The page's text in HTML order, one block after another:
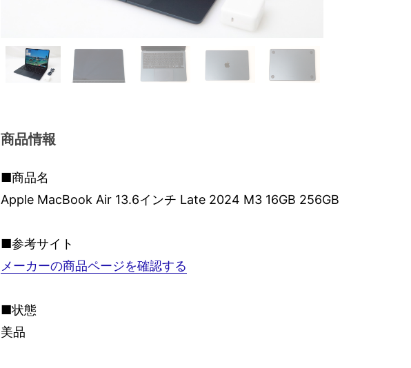
商品情報
■商品名
Apple MacBook Air 13.6インチ Late 2024 M3 16GB 256GB
■参考サイト
メーカーの商品ページを確認する
■状態
美品